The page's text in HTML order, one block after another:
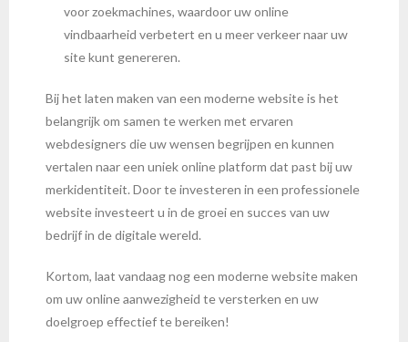
voor zoekmachines, waardoor uw online
vindbaarheid verbetert en u meer verkeer naar uw
site kunt genereren.
Bij het laten maken van een moderne website is het
belangrijk om samen te werken met ervaren
webdesigners die uw wensen begrijpen en kunnen
vertalen naar een uniek online platform dat past bij uw
merkidentiteit. Door te investeren in een professionele
website investeert u in de groei en succes van uw
bedrijf in de digitale wereld.
Kortom, laat vandaag nog een moderne website maken
om uw online aanwezigheid te versterken en uw
doelgroep effectief te bereiken!